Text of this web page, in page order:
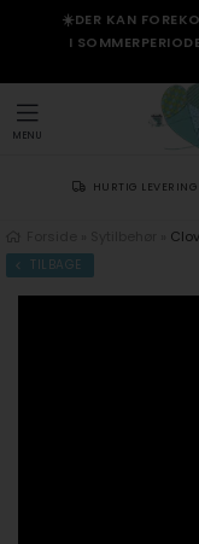
☀️DER KAN
I
MENU
HURTIG LEVERING
TILBAGE